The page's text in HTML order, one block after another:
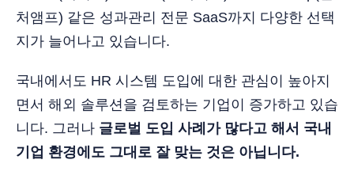
처앰프) 같은 성과관리 전문 SaaS까지 다양한 선택
지가 늘어나고 있습니다.
국내에서도 HR 시스템 도입에 대한 관심이 높아지
면서 해외 솔루션을 검토하는 기업이 증가하고 있습
니다. 그러나 글로벌 도입 사례가 많다고 해서 국내
기업 환경에도 그대로 잘 맞는 것은 아닙니다.